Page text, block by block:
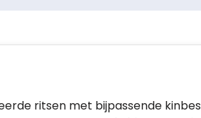
ritsen met bijpassende